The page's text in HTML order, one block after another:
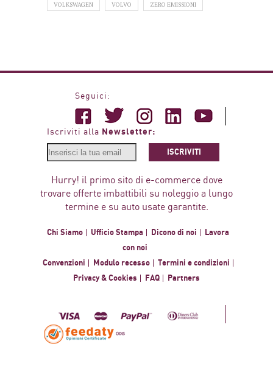
VOLKSWAGEN VOLVO ZERO EMISSIONI
Seguici:
Iscriviti alla Newsletter:
ISCRIVITI
Hurry! il primo sito di e-commerce dove
trovare offerte imbattibili su noleggio a lungo
termine e su auto usate garantite.
Chi Siamo Ufficio Stampa Dicono di noi
Lavora
con noi
Convenzioni
Modulo recesso
Termini e condizioni
Privacy & Cookies
FAQ Partners